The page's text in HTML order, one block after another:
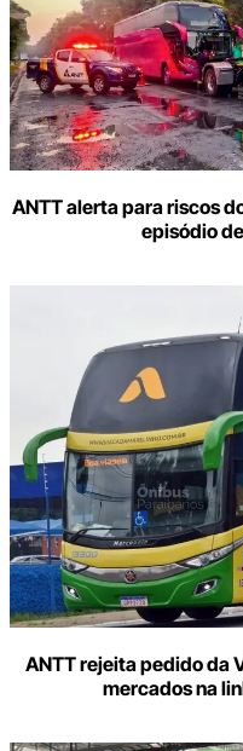
ANTT alerta para riscos
episódio
ANTT rejeita pedido da
mercados na
seu
e-
mail